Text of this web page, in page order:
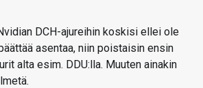
DCH-ajureihin koskisi ellei ole
asentaa, niin poistaisin ensin
alta esim. DDU:lla. Muuten ainakin